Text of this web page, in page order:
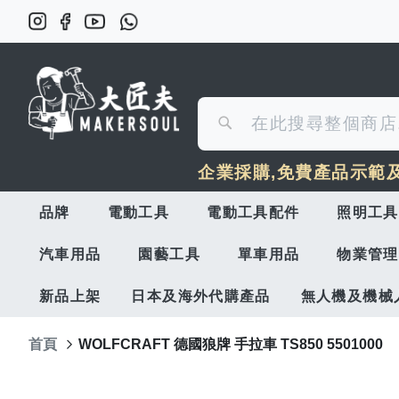
尋
搜
尋
企業採購,免費產品示範
品牌 電動工具 電動工具配件 照明工具
汽車用品 園藝工具 單車用品 物業管
新品上架 日本及海外代購產品 無人機及機械
首頁 WOLFCRAFT 德國狼牌 手拉車 TS850 5501000